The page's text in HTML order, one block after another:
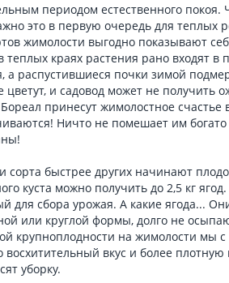
периодом естественного покоя.
это в первую очередь для теплых
жимолости выгодно показывают
теплых краях растения рано входят в
а распустившиеся почки зимой
цветут, и садовод может не получить
принесут жимолостное
Ничто не помешает им богато
сорта быстрее других начинают
куста можно получить до 2,5 кг ягод.
для сбора урожая. А какие ягода...
или круглой формы, долго не
крупноплодности на жимолости мы
вкус и более плотную
уборку.